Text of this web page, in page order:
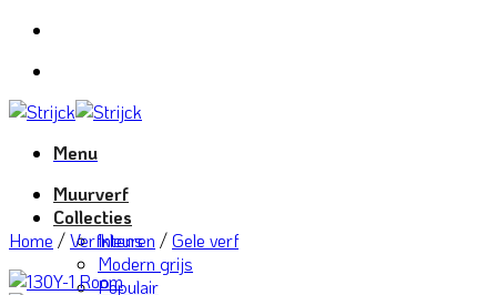
inhoud
Menu
Muurverf
Collecties
Intens
Modern grijs
Populair
Home /Verfkleuren /Gele verf